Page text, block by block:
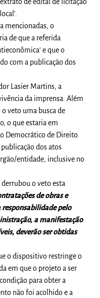
de edital de licitação
mencionadas, o
de que a referida
e que o
com a publicação dos
Lasier Martins, a
da imprensa. Além
veto uma busca de
o que estaria em
Democrático de Direito.
dos atos
entidade, inclusive no
o veto esta
de obras e
responsabilidade pelo
a manifestação
deverão ser obtidas
o dispositivo restringe o
em que o projeto a ser
para obter a
não foi acolhido e a